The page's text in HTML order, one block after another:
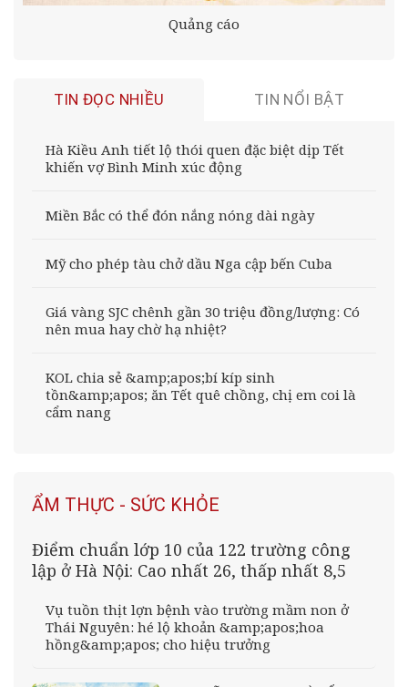
Quảng cáo
TIN ĐỌC NHIỀU TIN NỔI BẬT
Hà Kiều Anh tiết lộ thói quen đặc biệt dịp Tết
khiến vợ Bình Minh xúc động
Miền Bắc có thể đón nắng nóng dài ngày
Mỹ cho phép tàu chở dầu Nga cập bến Cuba
Giá vàng SJC chênh gần 30 triệu đồng/lượng: Có
nên mua hay chờ hạ nhiệt?
KOL chia sẻ &amp;apos;bí kíp sinh
tồn&amp;apos; ăn Tết quê chồng, chị em coi là
cẩm nang
ẨM THỰC - SỨC KHỎE
Điểm chuẩn lớp 10 của 122 trường công
lập ở Hà Nội: Cao nhất 26, thấp nhất 8,5
Vụ tuồn thịt lợn bệnh vào trường mầm non ở
Thái Nguyên: hé lộ khoản &amp;apos;hoa
hồng&amp;apos; cho hiệu trưởng